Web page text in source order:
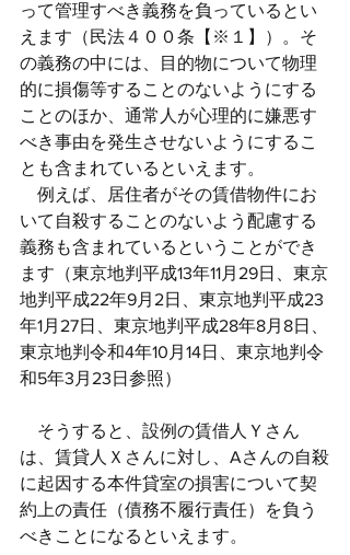
って管理すべき義務を負っているとい
えます（民法４００条【※１】）。そ
の義務の中には、目的物について物理
的に損傷等することのないようにする
ことのほか、通常人が心理的に嫌悪す
べき事由を発生させないようにするこ
とも含まれているといえます。
例えば、居住者がその賃借物件にお
いて自殺することのないよう配慮する
義務も含まれているということができ
ます（東京地判平成13年11月29日、東京
地判平成22年9月2日、東京地判平成23
年1月27日、東京地判平成28年8月8日、
東京地判令和4年10月14日、東京地判令
和5年3月23日参照）
そうすると、設例の賃借人Ｙさん
は、賃貸人Ｘさんに対し、Aさんの自殺
に起因する本件貸室の損害について契
約上の責任（債務不履行責任）を負う
べきことになるといえます。